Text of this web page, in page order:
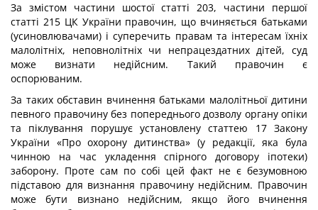
За змістом частини шостої статті 203, частини першої
статті 215 ЦК України правочин, що вчиняється батьками
(усиновлювачами) і суперечить правам та інтересам їхніх
малолітніх, неповнолітніх чи непрацездатних дітей, суд
може визнати недійсним. Такий правочин є
оспорюваним.
За таких обставин вчинення батьками малолітньої дитини
певного правочину без попереднього дозволу органу опіки
та піклування порушує установлену статтею 17 Закону
України «Про охорону дитинства» (у редакції, яка була
чинною на час укладення спірного договору іпотеки)
заборону. Проте сам по собі цей факт не є безумовною
підставою для визнання правочину недійсним. Правочин
може бути визнано недійсним, якщо його вчинення